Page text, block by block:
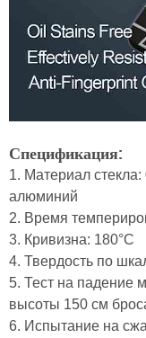
Спецификация:
1. Материал
алюминий
2. Время
3. Кривизна: 180°C
4. Твердость по
5. Тест на падение
высоты 150 см
6. Испытание на